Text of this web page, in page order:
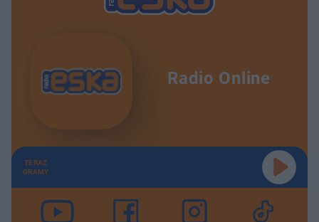
Radio Online
TERAZ
GRAMY